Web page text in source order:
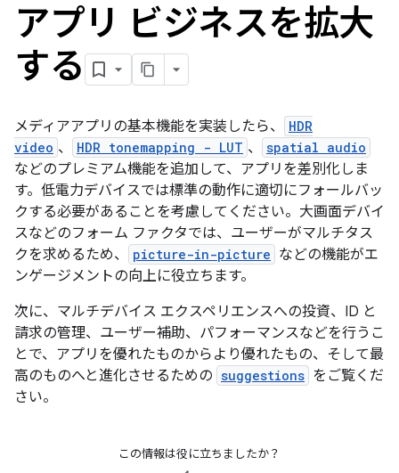
アプリ ビジネスを拡大
する
メディアアプリの基本機能を実装したら、
HDR
video 、 HDR tonemapping - LUT 、 spatial audio
などのプレミアム機能を追加して、アプリを差別化しま
す。低電力デバイスでは標準の動作に適切にフォールバッ
クする必要があることを考慮してください。大画面デバイ
スなどのフォーム ファクタでは、ユーザーがマルチタス
クを求めるため、
picture-in-picture などの機能がエ
ンゲージメントの向上に役立ちます。
次に、マルチデバイス エクスペリエンスへの投資、ID と
請求の管理、ユーザー補助、パフォーマンスなどを行うこ
とで、アプリを優れたものからより優れたもの、そして最
高のものへと進化させるための suggestions をご覧くだ
さい。
この情報は役に立ちましたか？